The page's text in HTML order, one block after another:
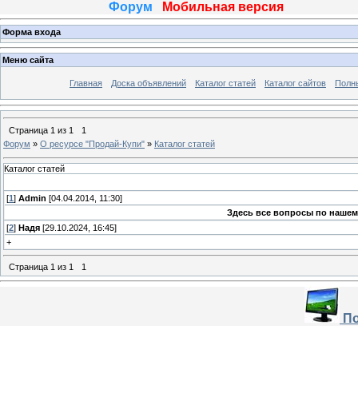
Форум Мобильная версия
Форма входа
Меню сайта
Главная Доска объявлений Каталог статей Каталог сайтов
Страница 1 из 1
1
Форум » О ресурсе "Продай-Купи" » Каталог статей
Каталог статей
[1 ] Admin [04.04.2014, 11:30]
Здесь все вопросы по
[2] Надя [29.10.2024, 16:45]
+
Страница 1 из 1 1